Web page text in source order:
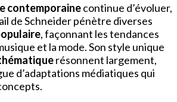
contemporainecontinue d’évoluer,
de Schneider pénètre diverses
, façonnant les tendances
et la mode. Son style unique
résonnent largement,
d’adaptations médiatiques qui